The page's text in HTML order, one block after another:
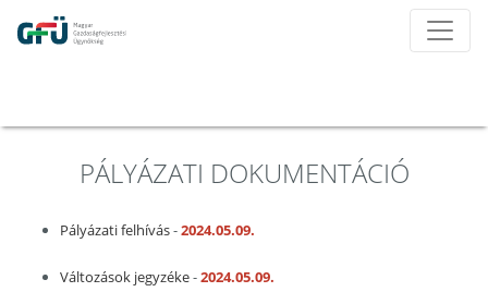
PÁLYÁZATI DOKUMENTÁCIÓ
Pályázati felhívás-2024.05.09.
Változások jegyzéke-2024.05.09.